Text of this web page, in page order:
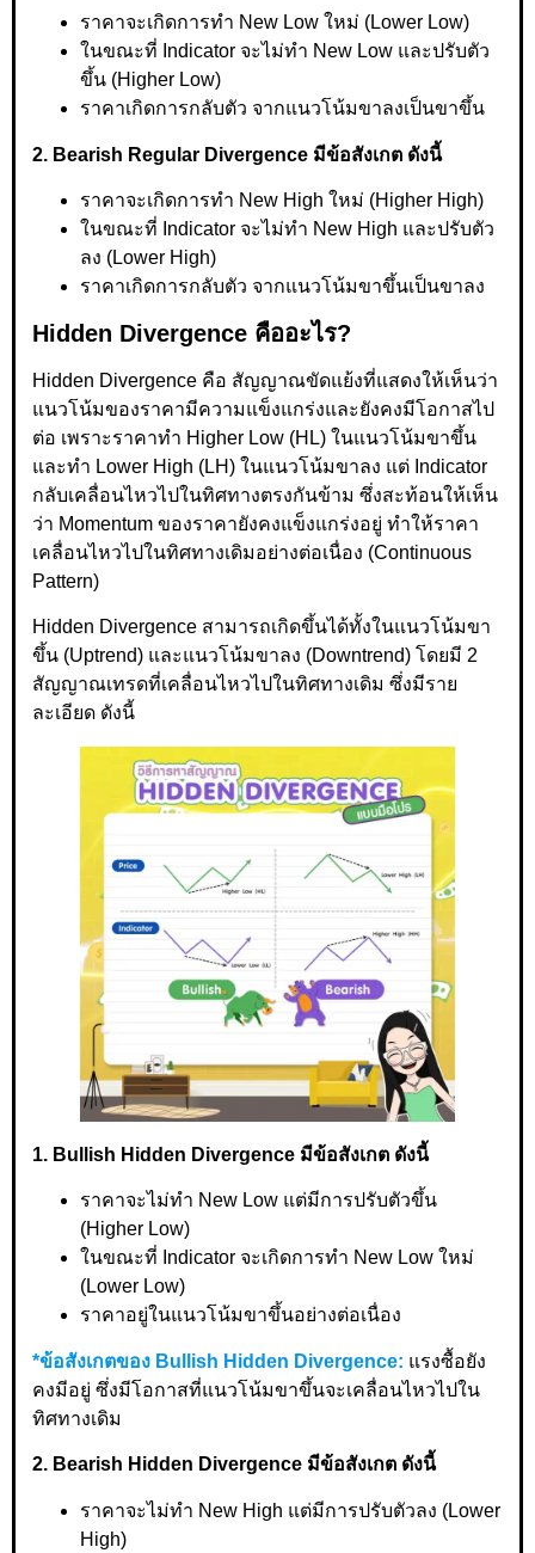
ราคาจะเกิดการทำ New Low ใหม่ (Lower Low)
ในขณะที่ Indicator จะไม่ทำ New Low และปรับตัว
ขึ้น (Higher Low)
ราคาเกิดการกลับตัว จากแนวโน้มขาลงเป็นขาขึ้น
2. Bearish Regular Divergence มีข้อสังเกต ดังนี้
ราคาจะเกิดการทำ New High ใหม่ (Higher High)
ในขณะที่ Indicator จะไม่ทำ New High และปรับตัว
ลง (Lower High)
ราคาเกิดการกลับตัว จากแนวโน้มขาขึ้นเป็นขาลง
Hidden Divergence คืออะไร?
Hidden Divergence คือ สัญญาณขัดแย้งที่แสดงให้เห็นว่า
แนวโน้มของราคามีความแข็งแกร่งและยังคงมีโอกาสไป
ต่อ เพราะราคาทำ Higher Low (HL) ในแนวโน้มขาขึ้น
และทำ Lower High (LH) ในแนวโน้มขาลง แต่ Indicator
กลับเคลื่อนไหวไปในทิศทางตรงกันข้าม ซึ่งสะท้อนให้เห็น
ว่า Momentum ของราคายังคงแข็งแกร่งอยู่ ทำให้ราคา
เคลื่อนไหวไปในทิศทางเดิมอย่างต่อเนื่อง (Continuous
Pattern)
Hidden Divergence สามารถเกิดขึ้นได้ทั้งในแนวโน้มขา
ขึ้น (Uptrend) และแนวโน้มขาลง (Downtrend) โดยมี 2
สัญญาณเทรดที่เคลื่อนไหวไปในทิศทางเดิม ซึ่งมีราย
ละเอียด ดังนี้
1. Bullish Hidden Divergence มีข้อสังเกต ดังนี้
ราคาจะไม่ทำ New Low แต่มีการปรับตัวขึ้น
(Higher Low)
ในขณะที่ Indicator จะเกิดการทำ New Low ใหม่
(Lower Low)
ราคาอยู่ในแนวโน้มขาขึ้นอย่างต่อเนื่อง
*ข้อสังเกตของ Bullish Hidden Divergence: แรงซื้อยัง
คงมีอยู่ ซึ่งมีโอกาสที่แนวโน้มขาขึ้นจะเคลื่อนไหวไปใน
ทิศทางเดิม
2. Bearish Hidden Divergence มีข้อสังเกต ดังนี้
ราคาจะไม่ทำ New High แต่มีการปรับตัวลง (Lower
High)